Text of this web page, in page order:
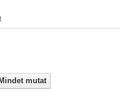
Mindet mutat